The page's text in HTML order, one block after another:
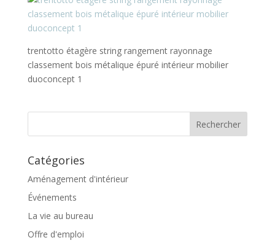
trentotto étagère string rangement rayonnage
classement bois métalique épuré intérieur mobilier
duoconcept 1
Catégories
Aménagement d'intérieur
Événements
La vie au bureau
Offre d'emploi